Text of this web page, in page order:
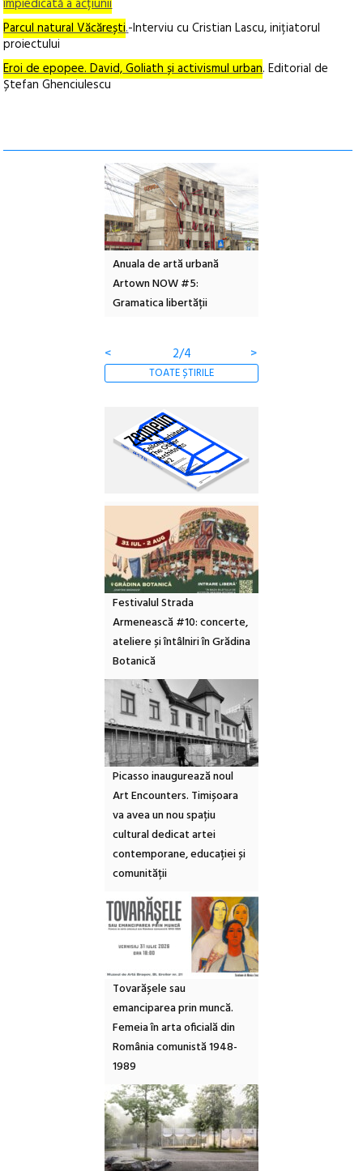
împiedicată a acțiunii
Parcul natural Văcărești.-Interviu cu Cristian Lascu, inițiatorul
proiectului
Eroi de epopee. David, Goliath și activismul urban. Editorial de
Ștefan Ghenciulescu
Anuala de artă urbană
Artown NOW #5:
Gramatica libertății
< 2/4 >
TOATE ȘTIRILE
Festivalul Strada
Armenească #10: concerte,
ateliere și întâlniri în Grădina
Botanică
Picasso inaugurează noul
Art Encounters. Timișoara
va avea un nou spațiu
cultural dedicat artei
contemporane, educației și
comunității
Tovarășele sau
emanciparea prin muncă.
Femeia în arta oficială din
România comunistă 1948-
1989